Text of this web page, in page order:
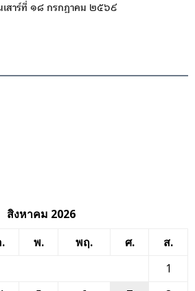
เสาร์ที่ ๑๘ กรกฎาคม ๒๕๖๙
สิงหาคม 2026
พ. พฤ. ศ.
ส.
1